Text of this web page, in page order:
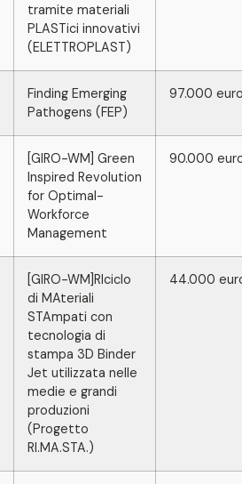
tramite materiali
PLASTici innovativi
(ELETTROPLAST)
Finding Emerging
Pathogens (FEP)
97.000
[GIRO-WM] Green
Inspired Revolution
for Optimal-
Workforce
Management
90.000
[GIRO-WM]RIciclo
di MAteriali
STAmpati con
tecnologia di
stampa 3D Binder
Jet utilizzata nelle
medie e grandi
produzioni
(Progetto
RI.MA.STA.)
44.000